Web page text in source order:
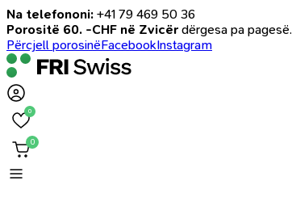
Na telefononi: +41 79 469 50 36
Porositë 60. -CHF në Zvicër dërgesa pa pagesë.
Përcjell porosinëFacebookInstagram
0
0